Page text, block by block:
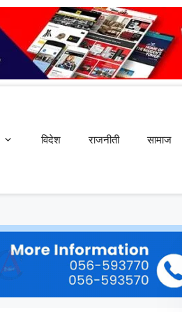
विदेश राजनीती सामाज